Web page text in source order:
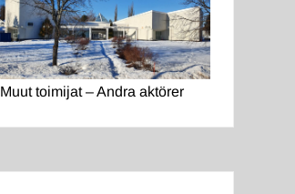
Muut toimijat – Andra aktörer